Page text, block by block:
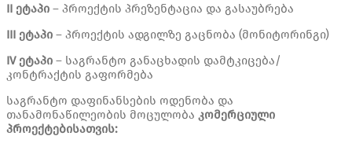
II ეტაპი – პროექტის პრეზენტაცია და გასაუბრება
III ეტაპი – პროექტის ადგილზე გაცნობა (მონიტორინგი)
IV ეტაპი – საგრანტო განაცხადის დამტკიცება/
კონტრაქტის გაფორმება
საგრანტო დაფინანსების ოდენობა და
თანამონაწილეობის მოცულობა კომერციული
პროექტებისათვის: